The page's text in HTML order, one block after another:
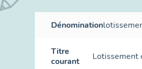
Dénomination
Titre
courant
Lotissement